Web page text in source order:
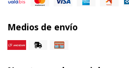
Medios de envío